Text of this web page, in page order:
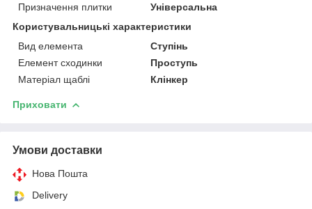
Призначення плитки
Універсальна
Користувальницькі характеристики
Вид елемента
Ступінь
Елемент сходинки
Проступь
Матеріал щаблі
Клінкер
Приховати
Умови доставки
Нова Пошта
Delivery